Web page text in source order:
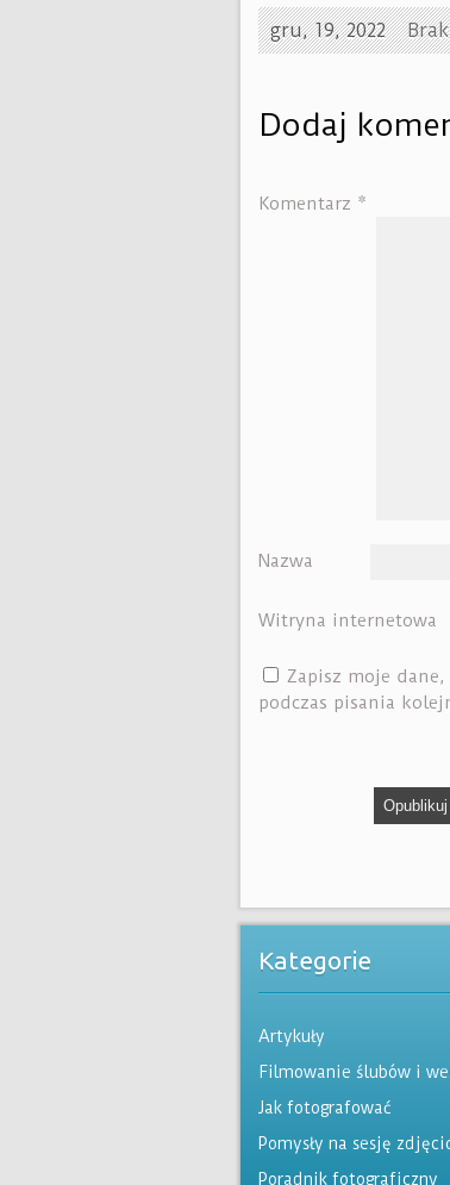
gru, 19, 2022
Dodaj
Komentarz *
Nazwa
Witryna internetowa
Zapisz moje
podczas pisania
Kategorie
Artykuły
Filmowanie ślubów i
Jak fotografować
Pomysły na sesję
Poradnik fotograficzny